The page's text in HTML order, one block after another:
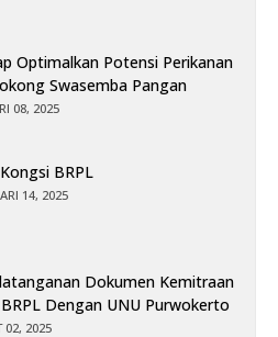
Optimalkan Potensi Perikanan
Swasemba Pangan
08, 2025
BRPL
14, 2025
Dokumen Kemitraan
Dengan UNU Purwokerto
02, 2025